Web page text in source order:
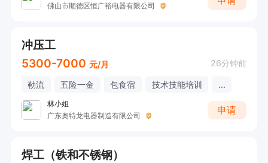
佛山市顺德区恒广裕电器有限公司
冲压工
5300-7000 元/月 26分钟前
勒流 五险一金 包食宿 技术技能培训 ...
林小姐
广东奥特龙电器制造有限公司
申请
焊工（铁和不锈钢）